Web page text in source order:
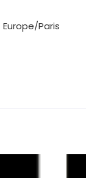
Europe/Paris